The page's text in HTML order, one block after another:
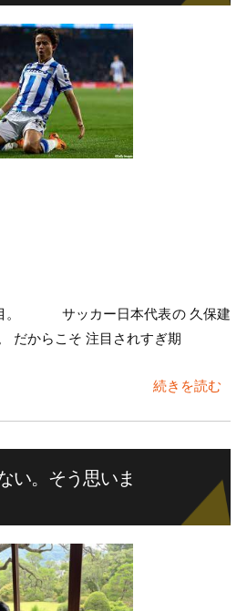
目。 サッカー日本代表の 久保建
からこそ 注目されすぎ期
続きを読む
い。そう思いま